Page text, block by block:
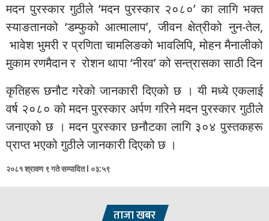
मदन पुरस्कार गुठीले ‘मदन पुरस्कार २०८०’ का लागि भक्त
स्याङतानको ‘डम्फुको आत्मालाप’, जीवन क्षेत्रीको नुन-तेल,
भावेश भुमरी र प्रणिता चामलिङको भावलिपि, मोहन मैनालीको
मुकाम रणमैदान र रोशन थापा ‘नीरव’ को सन्त्रासका साठी दिन
कृतिहरू छनौट गरेको जानकारी दिएको छ । यी मध्ये एकलाई
वर्ष २०८० को मदन पुरस्कार अर्पण गरिने मदन पुरस्कार गुठीले
जनाएको छ । मदन पुरस्कार छनौटका लागि ३०४ पुस्तकहरू
प्राप्त भएको गुठीले जानकारी दिएको छ ।
२०८१ श्रावण ९ गते सम्पादित l ०३:५९
ताजा खबर